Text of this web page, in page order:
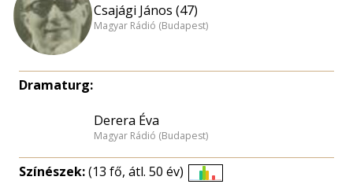
Csajági János (47)
Magyar Rádió (Budapest)
Dramaturg:
Derera Éva
Magyar Rádió (Budapest)
Színészek:(13 fő, átl. 50 év)